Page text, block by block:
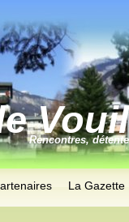
Rencontres,
La Gazette